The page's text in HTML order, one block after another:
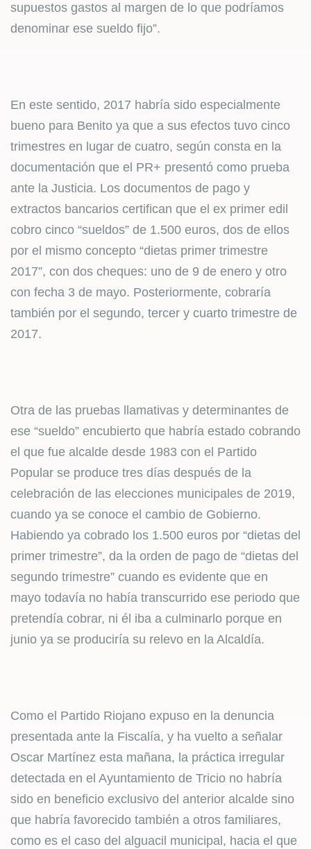
supuestos gastos al margen de lo que podríamos
denominar ese sueldo fijo”.
En este sentido, 2017 habría sido especialmente
bueno para Benito ya que a sus efectos tuvo cinco
trimestres en lugar de cuatro, según consta en la
documentación que el PR+ presentó como prueba
ante la Justicia. Los documentos de pago y
extractos bancarios certifican que el ex primer edil
cobro cinco “sueldos” de 1.500 euros, dos de ellos
por el mismo concepto “dietas primer trimestre
2017”, con dos cheques: uno de 9 de enero y otro
con fecha 3 de mayo. Posteriormente, cobraría
también por el segundo, tercer y cuarto trimestre de
2017.
Otra de las pruebas llamativas y determinantes de
ese “sueldo” encubierto que habría estado cobrando
el que fue alcalde desde 1983 con el Partido
Popular se produce tres días después de la
celebración de las elecciones municipales de 2019,
cuando ya se conoce el cambio de Gobierno.
Habiendo ya cobrado los 1.500 euros por “dietas del
primer trimestre”, da la orden de pago de “dietas del
segundo trimestre” cuando es evidente que en
mayo todavía no había transcurrido ese periodo que
pretendía cobrar, ni él iba a culminarlo porque en
junio ya se produciría su relevo en la Alcaldía.
Como el Partido Riojano expuso en la denuncia
presentada ante la Fiscalía, y ha vuelto a señalar
Oscar Martínez esta mañana, la práctica irregular
detectada en el Ayuntamiento de Tricio no habría
sido en beneficio exclusivo del anterior alcalde sino
que habría favorecido también a otros familiares,
como es el caso del alguacil municipal, hacia el que